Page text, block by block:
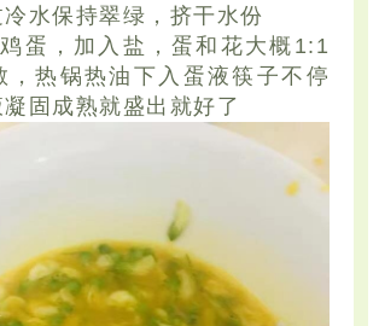
水保持翠绿，挤干水份
蛋，加入盐，蛋和花大概1:1
，热锅热油下入蛋液筷子不停
固成熟就盛出就好了